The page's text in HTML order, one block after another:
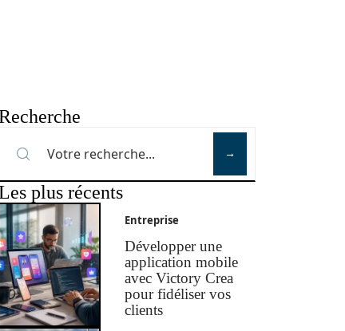
plus récents
Entreprise
Développer une
application mobile
avec Victory Crea
pour fidéliser vos
clients